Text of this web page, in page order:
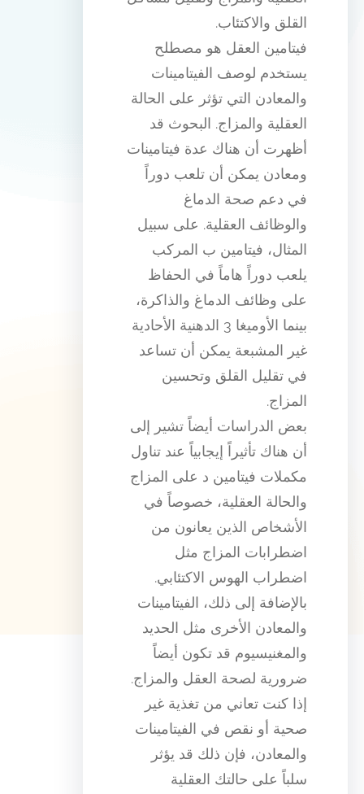
القلق والاكتئاب.
فيتامين العقل هو مصطلح
يستخدم لوصف الفيتامينات
والمعادن التي تؤثر على الحالة
العقلية والمزاج. البحوث قد
أظهرت أن هناك عدة فيتامينات
ومعادن يمكن أن تلعب دوراً
في دعم صحة الدماغ
والوظائف العقلية. على سبيل
المثال، فيتامين ب المركب
يلعب دوراً هاماً في الحفاظ
على وظائف الدماغ والذاكرة،
بينما الأوميغا 3 الدهنية الأحادية
غير المشبعة يمكن أن تساعد
في تقليل القلق وتحسين
المزاج.
بعض الدراسات أيضاً تشير إلى
أن هناك تأثيراً إيجابياً عند تناول
مكملات فيتامين د على المزاج
والحالة العقلية، خصوصاً في
الأشخاص الذين يعانون من
اضطرابات المزاج مثل
اضطراب الهوس الاكتئابي.
بالإضافة إلى ذلك، الفيتامينات
والمعادن الأخرى مثل الحديد
والمغنيسيوم قد تكون أيضاً
ضرورية لصحة العقل والمزاج.
إذا كنت تعاني من تغذية غير
صحية أو نقص في الفيتامينات
والمعادن، فإن ذلك قد يؤثر
سلباً على حالتك العقلية